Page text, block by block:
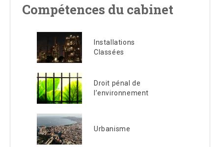
Compétences du cabinet
Installations
Classées
Droit pénal de
l’environnement
Urbanisme